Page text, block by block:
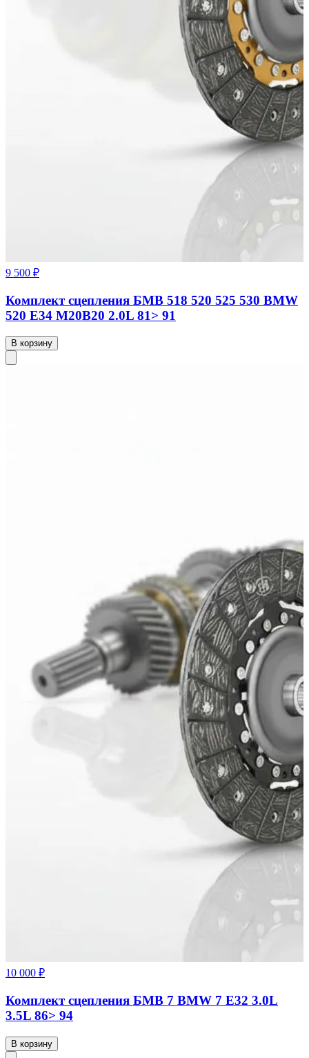
9 500 ₽
Комплект сцепления БМВ 518 520 525 530 BMW
520 Е34 M20B20 2.0L 81> 91
В корзину
10 000 ₽
Комплект сцепления БМВ 7 BMW 7 Е32 3.0L
3.5L 86> 94
В корзину